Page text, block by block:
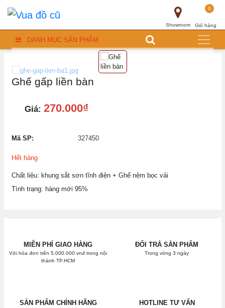
0
Giỏ hàng
Showroom
DANH MỤC SẢN PHẨM
Ghế gấp liền bàn
Giá: 270.000₫
Mã SP: 327450
Hết hàng
Chất liệu: khung sắt sơn tĩnh điện + Ghế nệm bọc vải
Tình trạng: hàng mới 95%
MIỄN PHÍ GIAO HÀNG
Với hóa đơn trên 5.000.000 vnđ trong nội
thành TP.HCM
ĐỔI TRẢ SẢN PHẨM
Trong vòng 3 ngày
SẢN PHẨM CHÍNH HÃNG HOTLINE TƯ VẤN